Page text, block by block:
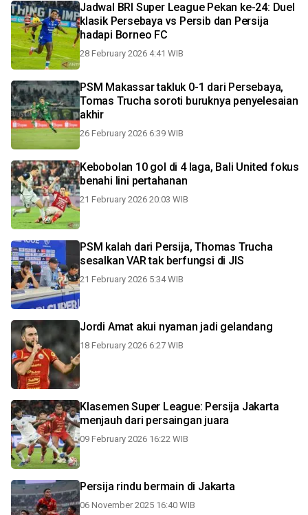
Jadwal BRI Super League Pekan ke-24: Duel
klasik Persebaya vs Persib dan Persija
hadapi Borneo FC
28 February 2026 4:41 WIB
PSM Makassar takluk 0-1 dari Persebaya,
Tomas Trucha soroti buruknya penyelesaian
akhir
26 February 2026 6:39 WIB
Kebobolan 10 gol di 4 laga, Bali United fokus
benahi lini pertahanan
21 February 2026 20:03 WIB
PSM kalah dari Persija, Thomas Trucha
sesalkan VAR tak berfungsi di JIS
21 February 2026 5:34 WIB
Jordi Amat akui nyaman jadi gelandang
18 February 2026 6:27 WIB
Klasemen Super League: Persija Jakarta
menjauh dari persaingan juara
09 February 2026 16:22 WIB
Persija rindu bermain di Jakarta
06 November 2025 16:40 WIB